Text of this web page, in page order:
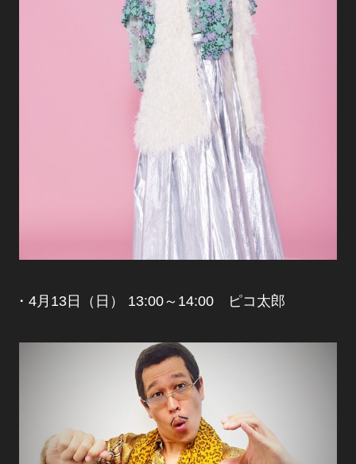
・4月13日（日） 13:00～14:00 ピコ太郎